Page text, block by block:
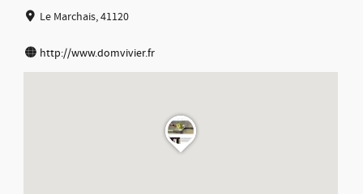
Le Marchais, 41120
http://www.domvivier.fr